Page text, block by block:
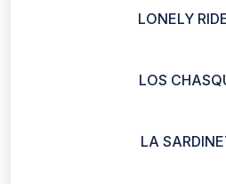
LONELY
LOS
LA